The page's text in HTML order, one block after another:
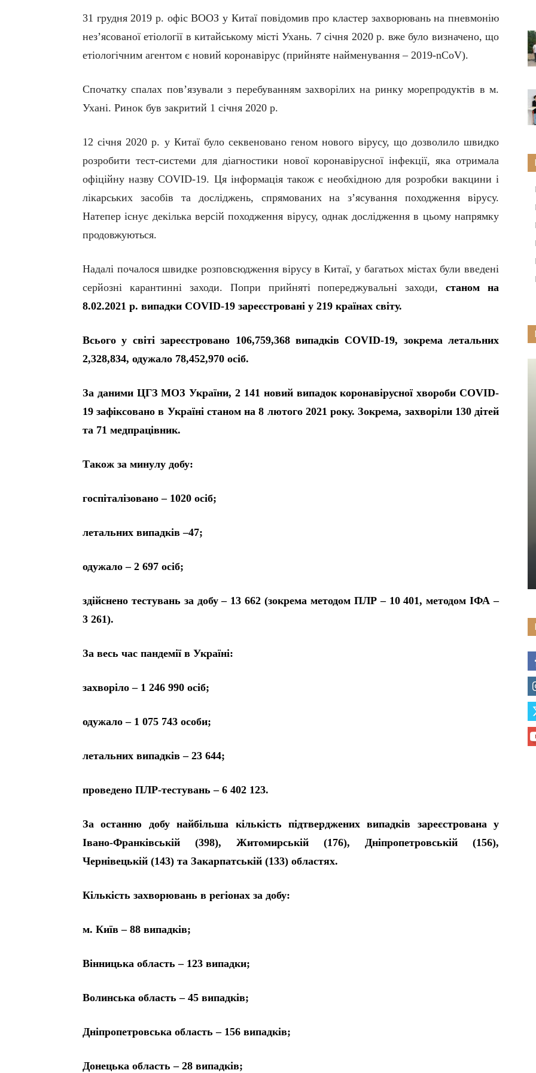
31 грудня 2019 р. офіс ВООЗ у Китаї повідомив про кластер захворювань на пневмонію
нез’ясованої етіології в китайському місті Ухань. 7 січня 2020 р. вже було визначено, що
етіологічним агентом є новий коронавірус (прийняте найменування – 2019-nCoV).
Спочатку спалах пов’язували з перебуванням захворілихна ринку морепродуктів в м.
Ухані. Ринок був закритий 1 січня 2020 р.
12 січня2020 р. у Китаї було секвеновано геном нового вірусу, що дозволило швидко
розробити тест-системи для діагностики нової коронавірусної інфекції, яка отримала
офіційну назвуCOVID-19. Ця інформація також є необхідною для розробки вакцини і
лікарських засобів та досліджень, спрямованих на з’ясування походження вірусу.
Натепер існує декілька версій походження вірусу, однак дослідження в цьому напрямку
продовжуються.
Надалі почалося швидке розповсюдження вірусу в Китаї, у багатьох містах були введені
серйозні карантинні заходи. Попри прийняті попереджувальні заходи,станом на
8.02.2021 р. випадки COVID-19 зареєстровані у 219 країнах світу.
Всього у світі зареєстровано 106,759,368 випадків COVID-19, зокрема летальних
2,328,834, одужало 78,452,970 осіб.
За даними ЦГЗ МОЗ України, 2 141 новий випадок коронавірусної хвороби COVID-
19 зафіксовано в Україні станом на 8 лютого 2021 року. Зокрема, захворіли 130 дітей
та 71 медпрацівник.
Також за минулу добу:
госпіталізовано – 1020 осіб;
летальних випадків –47;
одужало – 2 697 осіб;
здійснено тестувань за добу – 13 662 (зокрема методом ПЛР – 10 401, методом ІФА –
3 261).
За весь час пандемії в Україні:
захворіло – 1 246 990 осіб;
одужало – 1 075 743 особи;
летальних випадків – 23 644;
проведено ПЛР-тестувань – 6 402 123.
За останню добу найбільша кількість підтверджених випадків зареєстрована у
Івано-Франківській (398), Житомирській (176), Дніпропетровській (156),
Чернівецькій (143) та Закарпатській (133) областях.
Кількість захворювань в регіонах за добу:
м. Київ – 88 випадків;
Вінницька область – 123 випадки;
Волинська область – 45 випадків;
Дніпропетровська область – 156 випадків;
Донецька область – 28 випадків;